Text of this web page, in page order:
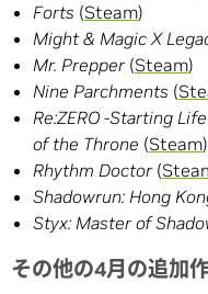
Forts (Steam)
Might & Magic X
Mr. Prepper(Steam)
Nine Parchments (
Re:ZERO -Starting
of the Throne (Steam)
Rhythm Doctor (
Shadowrun: Hong
Styx: Master of
その他の4月の追加